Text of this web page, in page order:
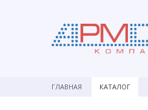
ГЛАВНАЯ КАТАЛОГ